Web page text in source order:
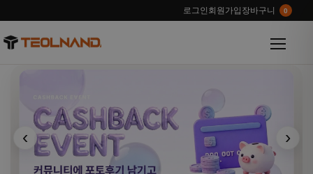
로그인 회원가입 장바구니 0
‹ ›